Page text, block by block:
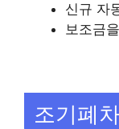
신규 자
보조금
조기폐